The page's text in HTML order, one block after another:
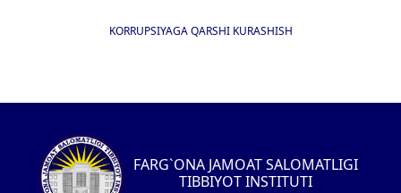
KORRUPSIYAGA QARSHI KURASHISH
FARG`ONA JAMOAT SALOMATLIGI
TIBBIYOT INSTITUTI